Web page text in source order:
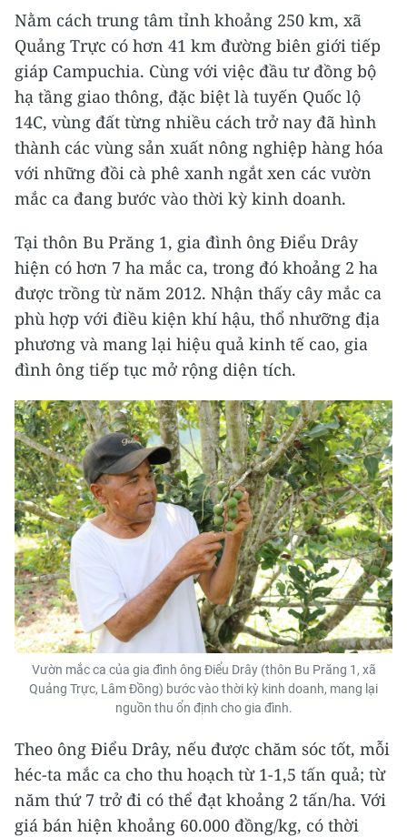
Nằm cách trung tâm tỉnh khoảng 250 km, xã
Quảng Trực có hơn 41 km đường biên giới tiếp
giáp Campuchia. Cùng với việc đầu tư đồng bộ
hạ tầng giao thông, đặc biệt là tuyến Quốc lộ
14C, vùng đất từng nhiều cách trở nay đã hình
thành các vùng sản xuất nông nghiệp hàng hóa
với những đồi cà phê xanh ngắt xen các vườn
mắc ca đang bước vào thời kỳ kinh doanh.
Tại thôn Bu Prăng 1, gia đình ông Điểu Drây
hiện có hơn 7 ha mắc ca, trong đó khoảng 2 ha
được trồng từ năm 2012. Nhận thấy cây mắc ca
phù hợp với điều kiện khí hậu, thổ nhưỡng địa
phương và mang lại hiệu quả kinh tế cao, gia
đình ông tiếp tục mở rộng diện tích.
Vườn mắc ca của gia đình ông Điểu Drây (thôn Bu Prăng 1, xã
Quảng Trực, Lâm Đồng) bước vào thời kỳ kinh doanh, mang lại
nguồn thu ổn định cho gia đình.
Theo ông Điểu Drây, nếu được chăm sóc tốt, mỗi
héc-ta mắc ca cho thu hoạch từ 1-1,5 tấn quả; từ
năm thứ 7 trở đi có thể đạt khoảng 2 tấn/ha. Với
giá bán hiện khoảng 60.000 đồng/kg, có thời